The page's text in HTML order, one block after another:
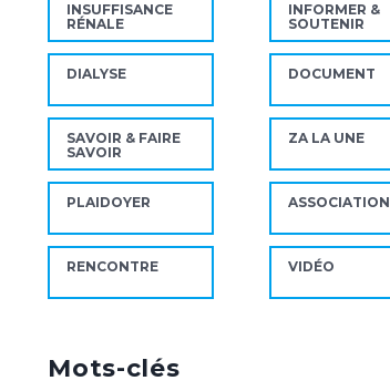
INSUFFISANCE
RÉNALE
INFORMER &
SOUTENIR
DIALYSE DOCUMENT
SAVOIR & FAIRE
SAVOIR
ZA LA UNE
PLAIDOYER ASSOCIATION
RENCONTRE VIDÉO
Mots-clés